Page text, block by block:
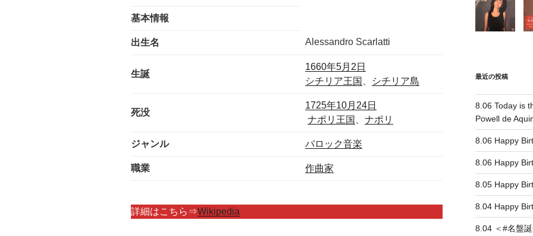
基本情報
出生名 Alessandro Scarlatti
生誕
1660年5月2日
シチリア王国
シチリア島
死没
1725年10月24日
ナポリ王国
ナポリ
ジャンル バロック音楽
職業 作曲家
詳細はこちら⇒Wikipedia
最近の投稿
8.06 Today is
Powell de
8.06 Happy
8.06 Happy
8.05 Happy
8.04 Happy
8.04 ＜#名盤